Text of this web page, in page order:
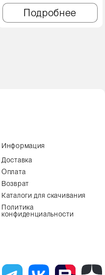
Подробнее
Информация
Доставка
Оплата
Возврат
Каталоги для скачивания
Политика
конфиденциальности